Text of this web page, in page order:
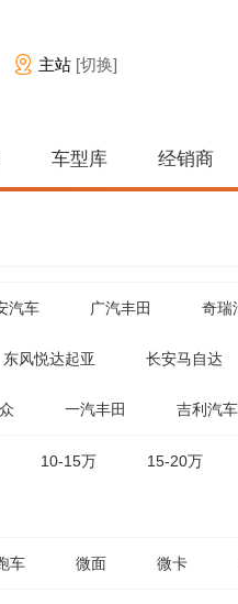
主站 [切换]
车型库 经销商
汽车 广汽丰田 奇瑞
东风悦达起亚 长安马自达
一汽丰田 吉利汽车
10-15万 15-20万
车 微面 微卡